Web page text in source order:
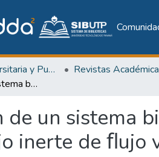
Editorial Universitaria y Publicaciones Seriadas Revistas
Evaluación de un sistema biofiltro humedal de remoción de nitrato de material fijo inerte de ﬂujo vertical ascendente a escala de laboratorio
de un sistema
inerte de ﬂujo